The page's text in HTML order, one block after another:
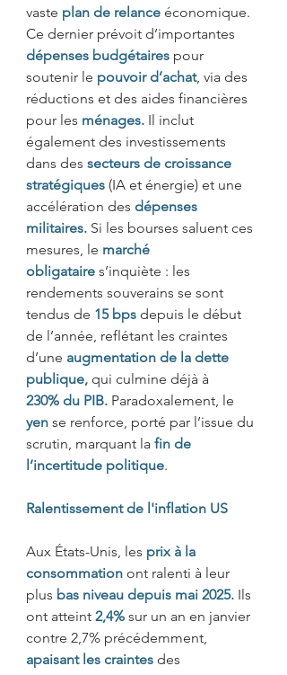
vaste plan de relance économique.
Ce dernier prévoit d’importantes
dépenses budgétaires pour
soutenir le pouvoir d’achat, via des
réductions et des aides financières
pour les ménages. Il inclut
également des investissements
dans des secteurs de croissance
stratégiques (IA et énergie) et une
accélération des dépenses
militaires. Si les bourses saluent ces
mesures, le marché
obligataire s’inquiète : les
rendements souverains se sont
tendus de 15 bps depuis le début
de l’année, reflétant les craintes
d’une augmentation de la dette
publique, qui culmine déjà à
230% du PIB. Paradoxalement, le
yen se renforce, porté par l’issue du
scrutin, marquant la fin de
l’incertitude politique.
Ralentissement de l'inflation US
Aux États-Unis, les prix à la
consommation ont ralenti à leur
plus bas niveau depuis mai 2025. Ils
ont atteint 2,4% sur un an en janvier
contre 2,7% précédemment,
apaisant les craintes des